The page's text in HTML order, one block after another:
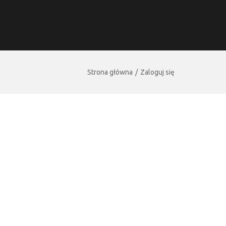
Strona główna Zaloguj się